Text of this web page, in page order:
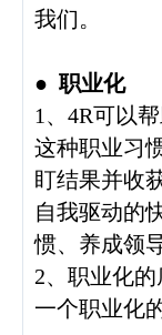
我们。
● 职业化
1、4R可以
这种职业习
盯结果并收
自我驱动的
惯、养成领
2、职业化
一个职业化